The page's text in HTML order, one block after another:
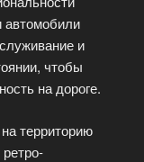
автомобили
и
чтобы
на дороге.
территорию